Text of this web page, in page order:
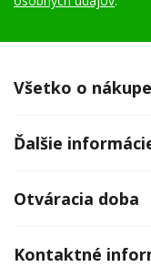
Všetko o nákupe
Ďalšie
Otváracia doba
Kontaktné